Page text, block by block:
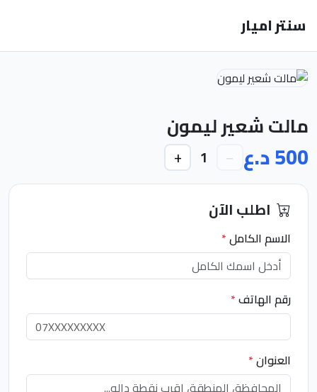
سنتر اميار
مالت شعير ليمون
500 د.ع −
1
+
اطلب الآن
الاسم الكامل*
رقم الهاتف*
العنوان*